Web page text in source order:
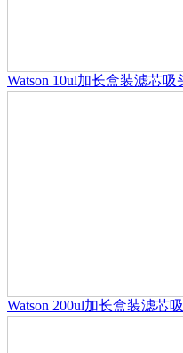
Watson 10ul加长盒装滤芯
Watson 200ul加长盒装滤芯